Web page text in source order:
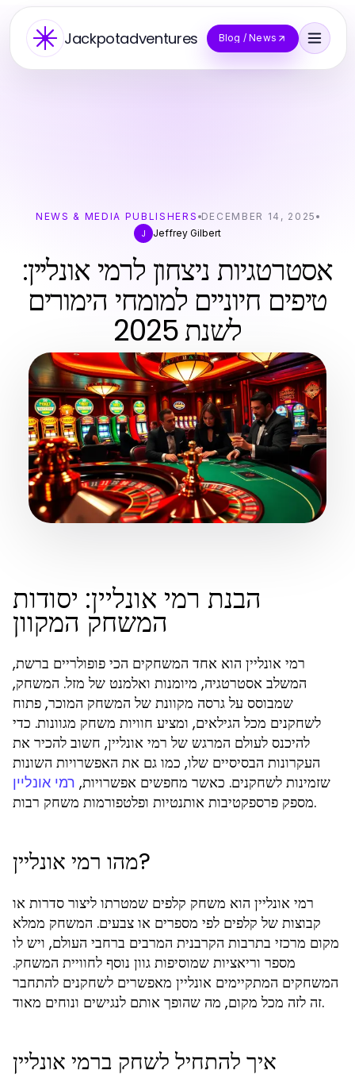
Jackpotadventures Blog / News
NEWS & MEDIA PUBLISHERS DECEMBER 14, 2025
J
Jeffrey Gilbert
אסטרטגיות ניצחון לרמי אונליין:
טיפים חיוניים למומחי הימורים
לשנת 2025
הבנת רמי אונליין: יסודות
המשחק המקוון
רמי אונליין הוא אחד המשחקים הכי פופולריים ברשת,
המשלב אסטרטגיה, מיומנות ואלמנט של מזל. המשחק,
שמבוסס על גרסה מקוונת של המשחק המוכר, פתוח
לשחקנים מכל הגילאים, ומציע חוויות משחק מגוונות. כדי
להיכנס לעולם המרגש של רמי אונליין, חשוב להכיר את
העקרונות הבסיסיים שלו, כמו גם את האפשרויות השונות
שזמינות לשחקנים. כאשר מחפשים אפשרויות, רמי אונליין
מספק פרספקטיבות אותנטיות ופלטפורמות משחק רבות.
מהו רמי אונליין?
רמי אונליין הוא משחק קלפים שמטרתו ליצור סדרות או
קבוצות של קלפים לפי מספרים או צבעים. המשחק ממלא
מקום מרכזי בתרבות הקרבנית המרבים ברחבי העולם, ויש לו
מספר וריאציות שמוסיפות גוון נוסף לחוויית המשחק.
המשחקים המתקיימים אונליין מאפשרים לשחקנים להתחבר
זה לזה מכל מקום, מה שהופך אותם לנגישים ונוחים מאוד.
איך להתחיל לשחק ברמי אונליין